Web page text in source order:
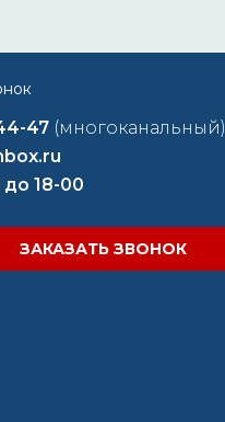
47 (многоканальный)
до 18-00
ЗАКАЗАТЬ ЗВОНОК